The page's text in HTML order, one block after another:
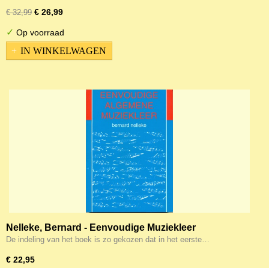
€ 32,99 € 26,99
✓ Op voorraad
IN WINKELWAGEN
Nelleke, Bernard - Eenvoudige Muziekleer
De indeling van het boek is zo gekozen dat in het eerste…
€ 22,95